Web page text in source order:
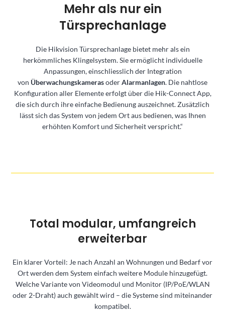
Mehr als nur ein
Türsprechanlage
Die Hikvision Türsprechanlage bietet mehr als ein
herkömmliches Klingelsystem. Sie ermöglicht individuelle
Anpassungen, einschliesslich der Integration
von ÜberwachungskamerasoderAlarmanlagen. Die nahtlose
Konfiguration aller Elemente erfolgt über die Hik-Connect App,
die sich durch ihre einfache Bedienung auszeichnet. Zusätzlich
lässt sich das System von jedem Ort aus bedienen, was Ihnen
erhöhten Komfort und Sicherheit verspricht.“
Total modular, umfangreich
erweiterbar
Ein klarer Vorteil: Je nach Anzahl an Wohnungen und Bedarf vor
Ort werden dem System einfach weitere Module hinzugefügt.
Welche Variante von Videomodul und Monitor (IP/PoE/WLAN
oder 2-Draht) auch gewählt wird – die Systeme sind miteinander
kompatibel.